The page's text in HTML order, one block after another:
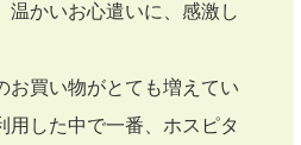
温かいお心遣いに、感激し
お買い物がとても増えてい
用した中で一番、ホスピタ